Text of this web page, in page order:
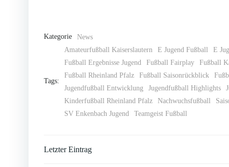
Kategorie News
Tags:
Amateurfußball Kaiserslautern E Jugend Fußball E
Fußball Ergebnisse Jugend
Fußball Fairplay Fußball
Fußball Rheinland Pfalz
Fußball Saisonrückblick
Jugendfußball Entwicklung
Jugendfußball Highlights
Kinderfußball Rheinland Pfalz
Nachwuchsfußball
SV Enkenbach Jugend
Teamgeist Fußball
Post
Letzter Eintrag